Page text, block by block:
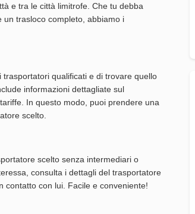
e tra le città limitrofe. Che tu debba
trasloco completo, abbiamo i
qualificati e di trovare quello
informazioni dettagliate sul
In questo modo, puoi prendere una
scelto.
scelto senza intermediari o
consulta i dettagli del trasportatore
contatto con lui. Facile e conveniente!